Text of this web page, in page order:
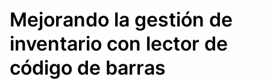
Mejorando la gestión de
inventario con lector de
código de barras